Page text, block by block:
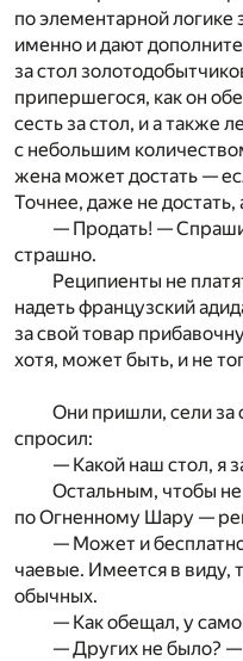
по элементарной
именно и дают
за стол
припершегося, как он
сесть за стол, и а также
с небольшим
жена может достать —
Точнее, даже не достать,
— Продать! —
страшно.
Реципиенты не
надеть французский
за свой товар
хотя, может быть, и не
Они пришли, сели за
спросил:
— Какой наш стол, я
Остальным, чтобы
по Огненному Шару —
— Может и
чаевые. Имеется в виду,
обычных.
— Как обещал, у
— Других не было?